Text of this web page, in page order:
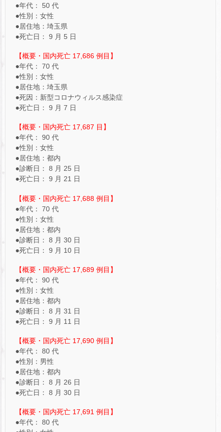
●年代： 50 代
●性別：女性
●居住地：埼玉県
●死亡日： 9 月 5 日
【概要・国内死亡 17,686 例目】
●年代： 70 代
●性別：女性
●居住地：埼玉県
●死因：新型コロナウィルス感染症
●死亡日： 9 月 7 日
【概要・国内死亡 17,687 目】
●年代： 90 代
●性別：女性
●居住地：都内
●診断日： 8 月 25 日
●死亡日： 9 月 21 日
【概要・国内死亡 17,688 例目】
●年代： 70 代
●性別：女性
●居住地：都内
●診断日： 8 月 30 日
●死亡日： 9 月 10 日
【概要・国内死亡 17,689 例目】
●年代： 90 代
●性別：女性
●居住地：都内
●診断日： 8 月 31 日
●死亡日： 9 月 11 日
【概要・国内死亡 17,690 例目】
●年代： 80 代
●性別：男性
●居住地：都内
●診断日： 8 月 26 日
●死亡日： 8 月 30 日
【概要・国内死亡 17,691 例目】
●年代： 80 代